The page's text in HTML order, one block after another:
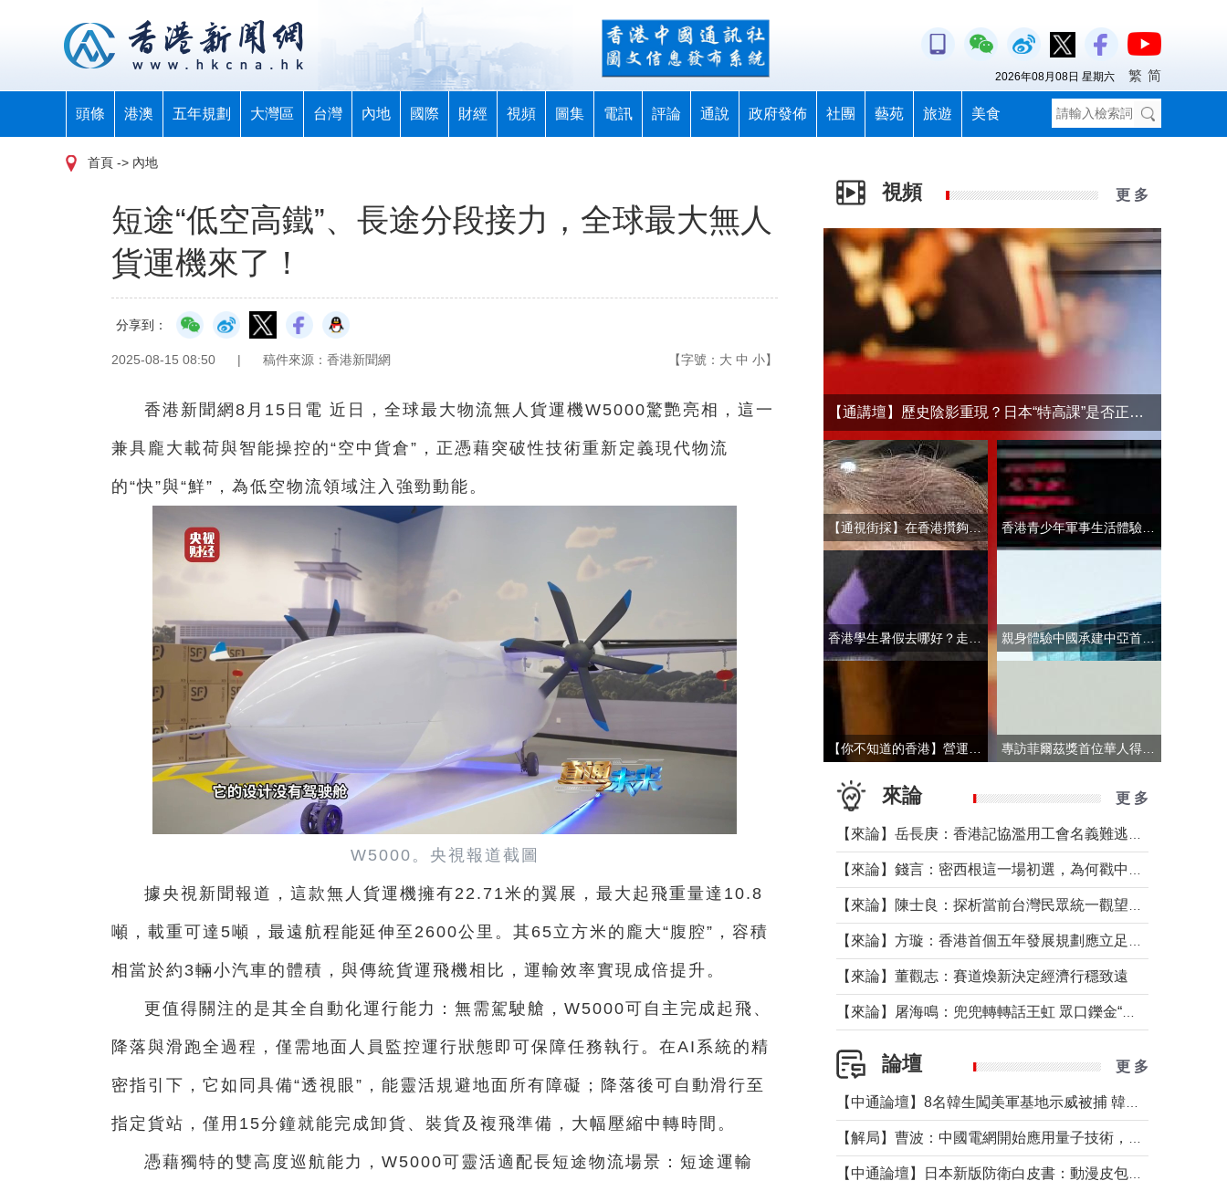
頭條 港澳 五年規劃 大灣區 台灣 內地 國際 財經 視頻 圖集 電訊 評論 通說 政府發佈 社團 藝苑 旅遊 美食
2026年08月08日 星期六 繁 简
首頁 -> 內地
短途“低空高鐵”、長途分段接力，全球最大無人
貨運機來了！
分享到：
2025-08-15 08:50 | 稿件來源：香港新聞網 【字號： 大 中 小】
香港新聞網8月15日電 近日，全球最大物流無人貨運機W5000驚艷亮相，這一
兼具龐大載荷與智能操控的“空中貨倉”，正憑藉突破性技術重新定義現代物流
的“快”與“鮮”，為低空物流領域注入強勁動能。
W5000。央視報道截圖
據央視新聞報道，這款無人貨運機擁有22.71米的翼展，最大起飛重量達10.8
噸，載重可達5噸，最遠航程能延伸至2600公里。其65立方米的龐大“腹腔”，容積
相當於約3輛小汽車的體積，與傳統貨運飛機相比，運輸效率實現成倍提升。
更值得關注的是其全自動化運行能力：無需駕駛艙，W5000可自主完成起飛、
降落與滑跑全過程，僅需地面人員監控運行狀態即可保障任務執行。在AI系統的精
密指引下，它如同具備“透視眼”，能靈活規避地面所有障礙；降落後可自動滑行至
指定貨站，僅用15分鐘就能完成卸貨、裝貨及複飛準備，大幅壓縮中轉時間。
憑藉獨特的雙高度巡航能力，W5000可靈活適配長短途物流場景：短途運輸
視頻 更 多
【通講壇】歷史陰影重現？日本“特高課”是否正在借殼還魂
【通視街採】在香港攢夠多少錢才敢退休？有人退而不休，有人放眼大灣區
來論 更 多
【來論】董觀志：賽道煥新決定經濟行穩致遠
論壇 更 多